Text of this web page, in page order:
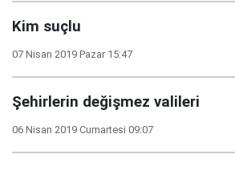
Kim suçlu
07 Nisan 2019 Pazar 15:47
Şehirlerin değişmez valileri
06 Nisan 2019 Cumartesi 09:07